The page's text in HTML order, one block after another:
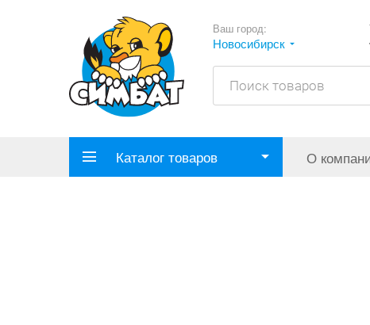
Ваш город:
Новосибирск
Каталог товаров О